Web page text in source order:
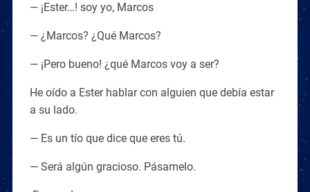
— ¡Ester…! soy yo, Marcos
— ¿Marcos? ¿Qué Marcos?
— ¡Pero bueno! ¿qué Marcos voy a ser?
He oído a Ester hablar con alguien que debía estar
a su lado.
— Es un tío que dice que eres tú.
— Será algún gracioso. Pásamelo.